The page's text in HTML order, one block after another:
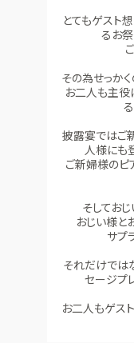
とてもゲスト
るお
その為せっか
お二人も主役
披露宴ではご
人様にも
ご新婦様のピ
そしてお
おじい様と
サプ
それだけでは
セージプ
お二人もゲス